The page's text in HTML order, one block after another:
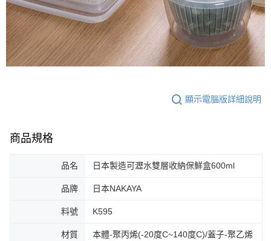
顯示電腦版詳細說明
商品規格
品名 日本製造可瀝水雙層收納保鮮盒600ml
品牌 日本NAKAYA
料號 K595
材質
本體-聚丙烯(-20度C~140度C)/蓋子-聚乙烯